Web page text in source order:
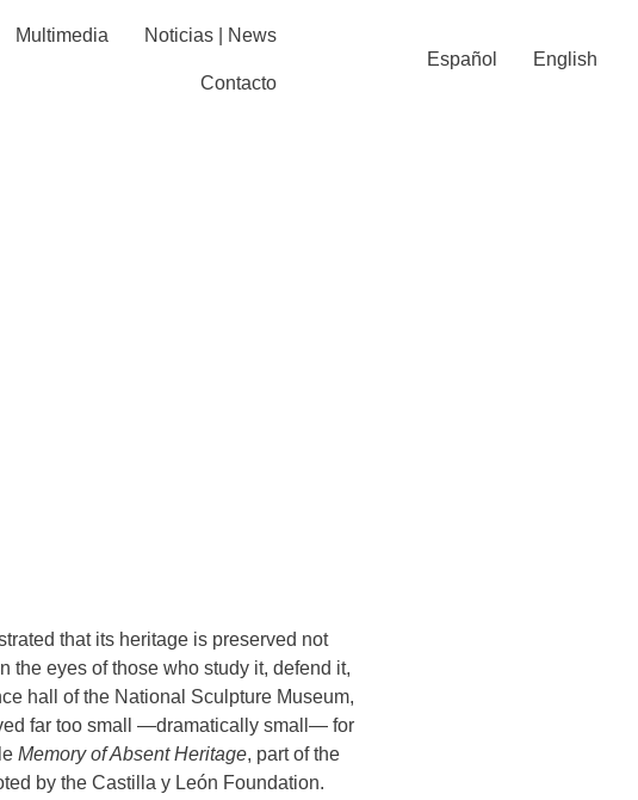
Multimedia Noticias | News
Contacto
Español English
that its heritage is preserved not
the eyes of those who study it, defend it,
hall of the National Sculpture Museum,
far too small —dramatically small— for
Memory of Absent Heritage, part of the
by the Castilla y León Foundation.